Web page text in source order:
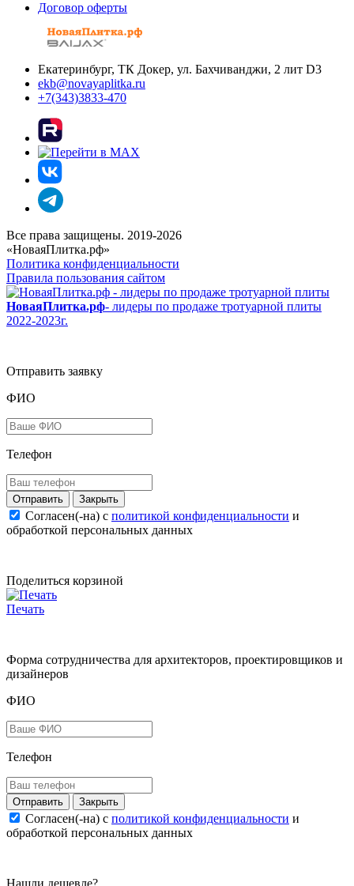
Договор оферты
Екатеринбург, ТК Докер, ул. Бахчиванджи, 2 лит D3
ekb@novayaplitka.ru
+7(343)3833-470
Все права защищены. 2019-2026
«НоваяПлитка.рф»
Политика конфиденциальности
Правила пользования сайтом
НоваяПлитка.рф- лидеры по продаже тротуарной плиты
2022-2023г.
Отправить заявку
ФИО
Телефон
Закрыть
Согласен(-на) c политикой конфиденциальности и
обработкой персональных данных
Поделиться корзиной
Печать
Форма сотрудничества для архитекторов, проектировщиков и
дизайнеров
ФИО
Телефон
Закрыть
Согласен(-на) c политикой конфиденциальности и
обработкой персональных данных